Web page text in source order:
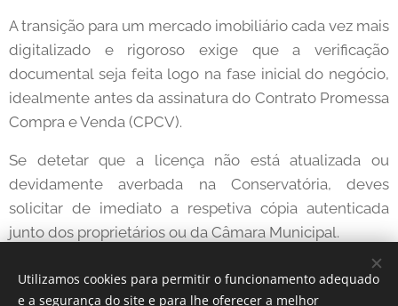
A transição para um mercado imobiliário cada vez mais
digitalizado e rigoroso exige que a verificação
documental seja feita logo na fase inicial do negócio,
idealmente antes da assinatura do Contrato Promessa
Compra e Venda (CPCV).
Se detetar que a licença não está atualizada ou
devidamente averbada na Conservatória, deves
solicitar de imediato a respetiva cópia autenticada
junto dos proprietários ou da Câmara Municipal.
Utilizamos cookies para permitir o funcionamento adequado
e a segurança do site e para lhe oferecer a melhor